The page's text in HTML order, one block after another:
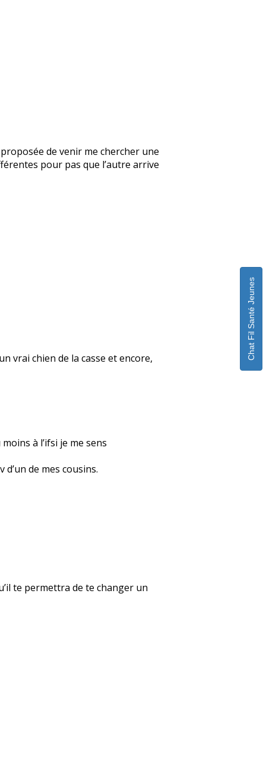
de venir me chercher une
pour pas que l’autre arrive
vrai chien de la casse et encore,
à l’ifsi je me sens
de mes cousins.
te permettra de te changer un
Chat Fil Santé Jeunes